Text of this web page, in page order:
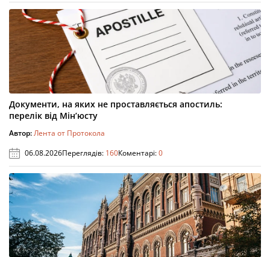
Документи, на яких не проставляється апостиль:
перелік від Мін’юсту
Автор:Лента от Протокола
06.08.2026Переглядів: 160Коментарі:0